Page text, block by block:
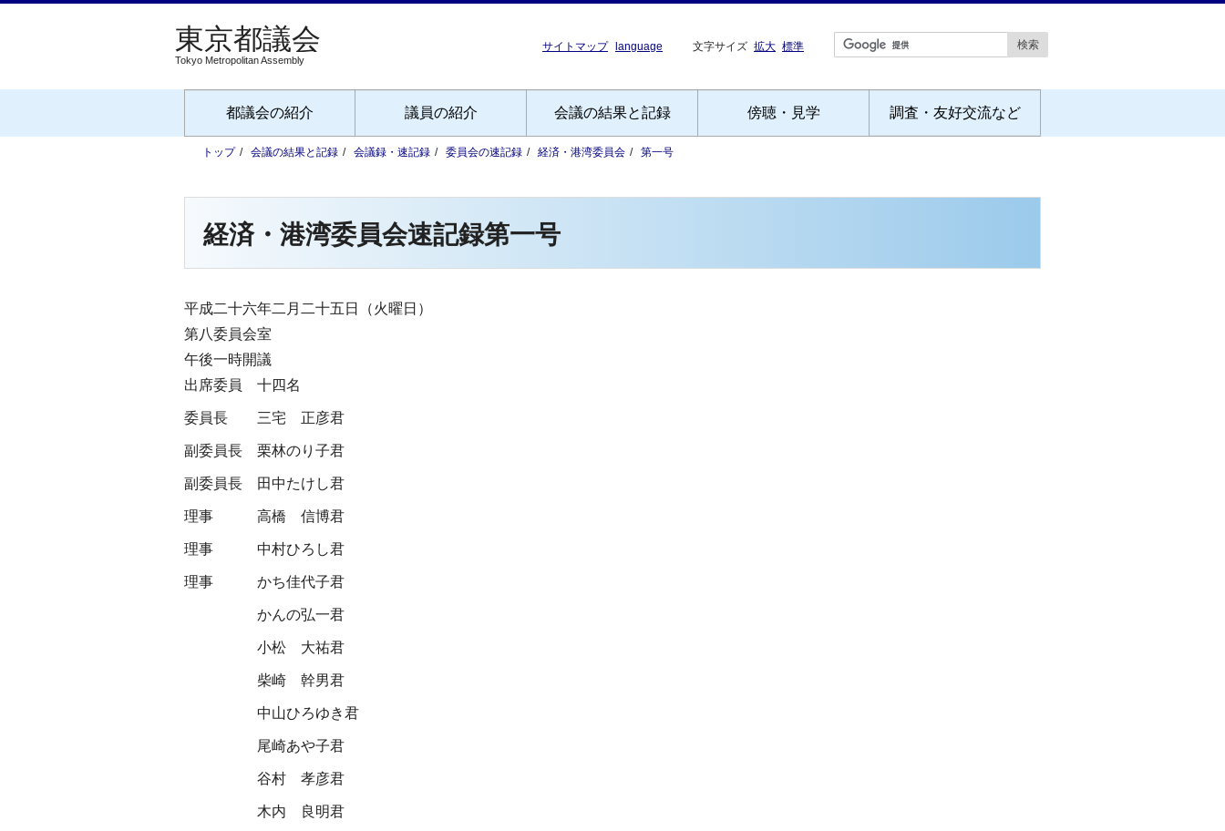
Tokyo Metropolitan Assembly
サイトマップ language 文字サイズ 拡大 標準
都議会の紹介 議員の紹介 会議の結果と記録 傍聴・見学 調査・友好交流など
トップ 会議の結果と記録 会議録・速記録 委員会の速記録 経済・港湾委員会 第一号
経済・港湾委員会速記録第一号
平成二十六年二月二十五日（火曜日）
第八委員会室
午後一時開議
出席委員 十四名
委員長 三宅 正彦君
副委員長 栗林のり子君
副委員長 田中たけし君
理事 高橋 信博君
理事 中村ひろし君
理事 かち佳代子君
かんの弘一君
小松 大祐君
柴崎 幹男君
中山ひろゆき君
尾崎あや子君
谷村 孝彦君
木内 良明君